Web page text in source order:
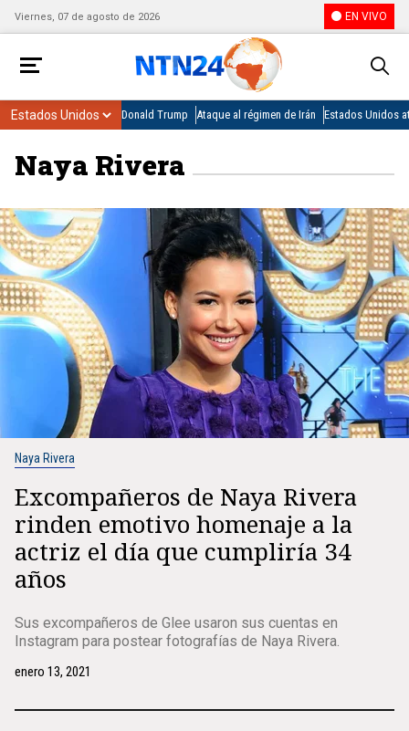
Viernes, 07 de agosto de 2026 EN VIVO
Donald Trump Ataque al régimen de Irán Estados Unidos
Naya Rivera
Naya Rivera
Excompañeros de Naya Rivera
rinden emotivo homenaje a la
actriz el día que cumpliría 34
años
Sus excompañeros de Glee usaron sus cuentas en
Instagram para postear fotografías de Naya Rivera.
enero 13, 2021